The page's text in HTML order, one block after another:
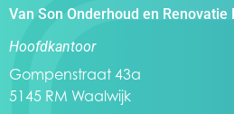
Van Son Onderhoud en Renovatie
Hoofdkantoor
Gompenstraat 43a
5145 RM Waalwijk